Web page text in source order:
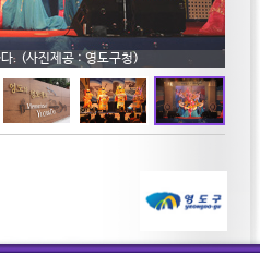
난다. (사진제공 : 영도구청)
진제공 : 영도구청)
. (사진제공 : 영도구청)
영도구청)